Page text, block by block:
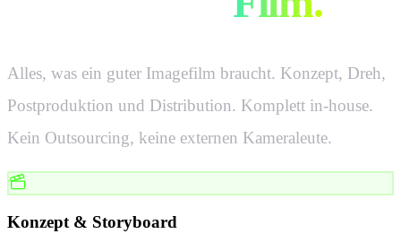
Alles, was ein guter Imagefilm braucht. Konzept, Dreh,
Postproduktion und Distribution. Komplett in-house.
Kein Outsourcing, keine externen Kameraleute.
Konzept & Storyboard